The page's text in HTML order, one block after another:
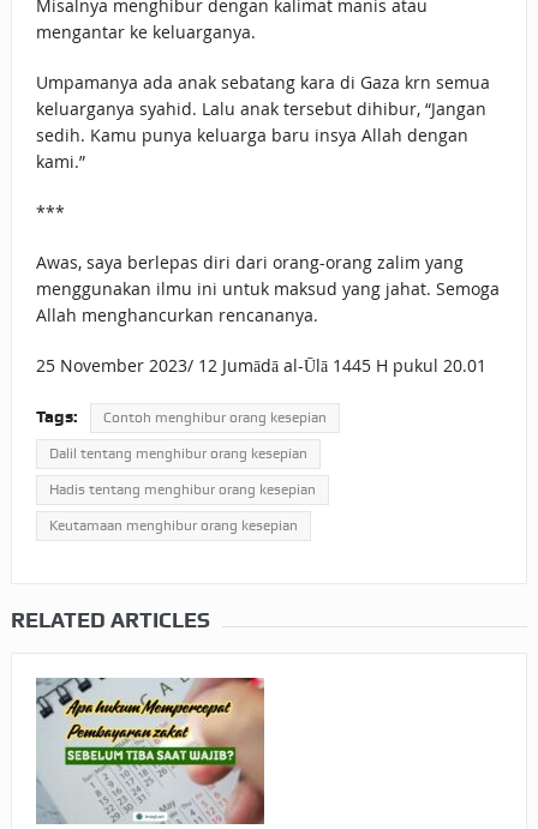
Misalnya menghibur dengan kalimat manis atau
mengantar ke keluarganya.
Umpamanya ada anak sebatang kara di Gaza krn semua
keluarganya syahid. Lalu anak tersebut dihibur, “Jangan
sedih. Kamu punya keluarga baru insya Allah dengan
kami.”
***
Awas, saya berlepas diri dari orang-orang zalim yang
menggunakan ilmu ini untuk maksud yang jahat. Semoga
Allah menghancurkan rencananya.
25 November 2023/ 12 Jumādā al-Ūlā 1445 H pukul 20.01
Tags: Contoh menghibur orang kesepian
Dalil tentang menghibur orang kesepian
Hadis tentang menghibur orang kesepian
Keutamaan menghibur orang kesepian
RELATED ARTICLES